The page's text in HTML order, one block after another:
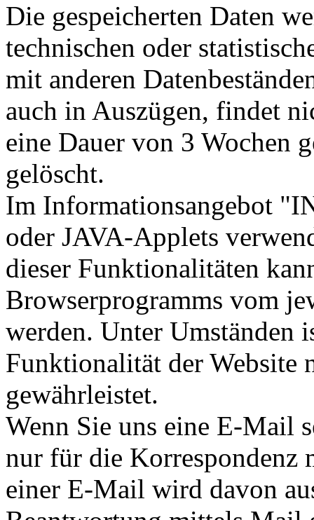
Die gespeicherten Daten
technischen oder
mit anderen
auch in Auszügen, findet
eine Dauer von 3 Wochen
gelöscht.
Im Informationsangebot
oder JAVA-Applets
dieser Funktionalitäten
Browserprogramms vom
werden. Unter Umständen
Funktionalität der Website
gewährleistet.
Wenn Sie uns eine E-Mail
nur für die Korrespondenz
einer E-Mail wird davon